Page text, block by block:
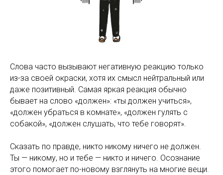
Слова часто вызывают негативную реакцию только
из-за своей окраски, хотя их смысл нейтральный или
даже позитивный. Самая яркая реакция обычно
бывает на слово «должен»: «ты должен учиться»,
«должен убраться в комнате», «должен гулять с
собакой», «должен слушать, что тебе говорят».
Сказать по правде, никто никому ничего не должен.
Ты — никому, но и тебе — никто и ничего. Осознание
этого помогает по-новому взглянуть на многие вещи.